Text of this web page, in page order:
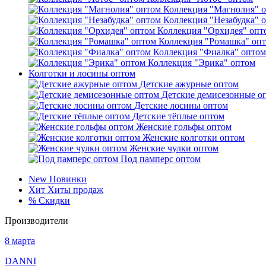
Коллекция "Магнолия"
Коллекция "Незабудка"
Коллекция "Орхидея"
Коллекция "Ромашка"
Коллекция "Фиалка" оптом
Коллекция "Эрика" оптом
Колготки и лосины оптом
Детские ажурные оптом
Детские демисезонные
Детские лосины оптом
Детские тёплые оптом
Женские гольфы оптом
Женские колготки оптом
Женские чулки оптом
Под памперс оптом
New Новинки
Хит Хиты продаж
% Скидки
Производители
8 марта
DANNI